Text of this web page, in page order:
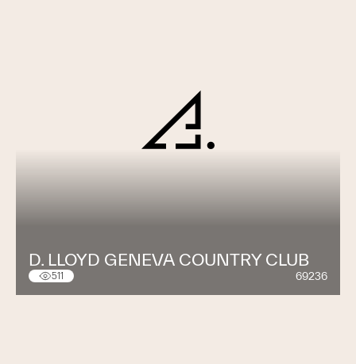
D. LLOYD GENEVA COUNTRY CLUB
511 69236